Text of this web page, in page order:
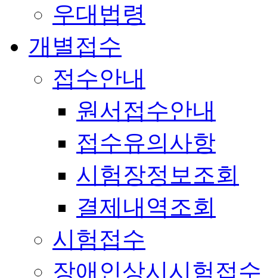
우대법령
개별접수
접수안내
원서접수안내
접수유의사항
시험장정보조회
결제내역조회
시험접수
장애인상시시험접수